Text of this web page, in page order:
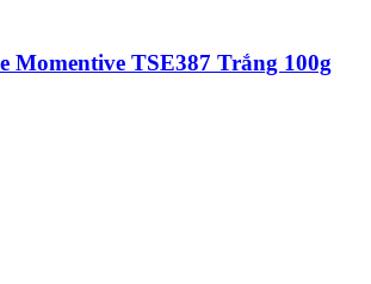
Momentive TSE387 Trắng 100g